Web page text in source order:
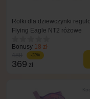
Rolki dla dziewczynki
Flying Eagle NT2 różowe
Bonusy 18 zł
-23%
369 zł